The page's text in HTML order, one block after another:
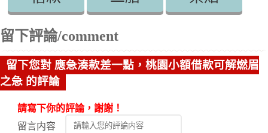
留下評論/comment
留下您對 應急湊款差一點，桃園小額借款可解燃眉
之急 的評論
請寫下你的評論，謝謝！
留言内容